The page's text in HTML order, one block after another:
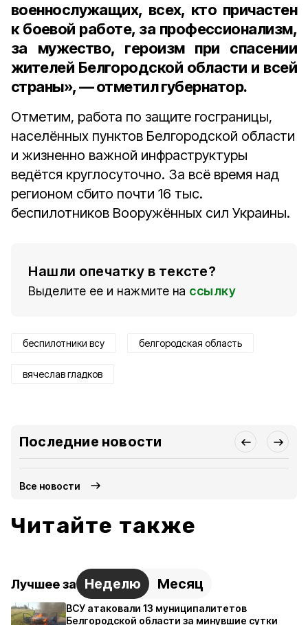
военнослужащих, всех, кто причастен
к боевой работе, за профессионализм,
за мужество, героизм при спасении
жителей Белгородской области и всей
страны», — отметил губернатор.
Отметим, работа по защите госграницы,
населённых пунктов Белгородской области
и жизненно важной инфраструктуры
ведётся круглосуточно. За всё время над
регионом сбито почти 16 тыс.
беспилотников Вооружённых сил Украины.
Нашли опечатку в тексте?
Выделите ее и нажмите на ссылку
беспилотники всу белгородская область
вячеслав гладков
Последние новости
Все новости
Читайте также
Лучшее за Неделю Месяц
ВСУ атаковали 13 муниципалитетов
Белгородской области за минувшие сутки